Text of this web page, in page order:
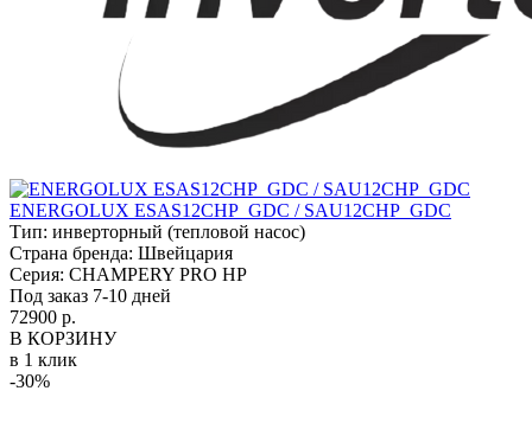
ENERGOLUX ESAS12CHP_GDC / SAU12CHP_GDC
Тип: инверторный (тепловой насос)
Страна бренда: Швейцария
Серия: CHAMPERY PRO HP
Под заказ 7-10 дней
72900 р.
В КОРЗИНУ
в 1 клик
-30%